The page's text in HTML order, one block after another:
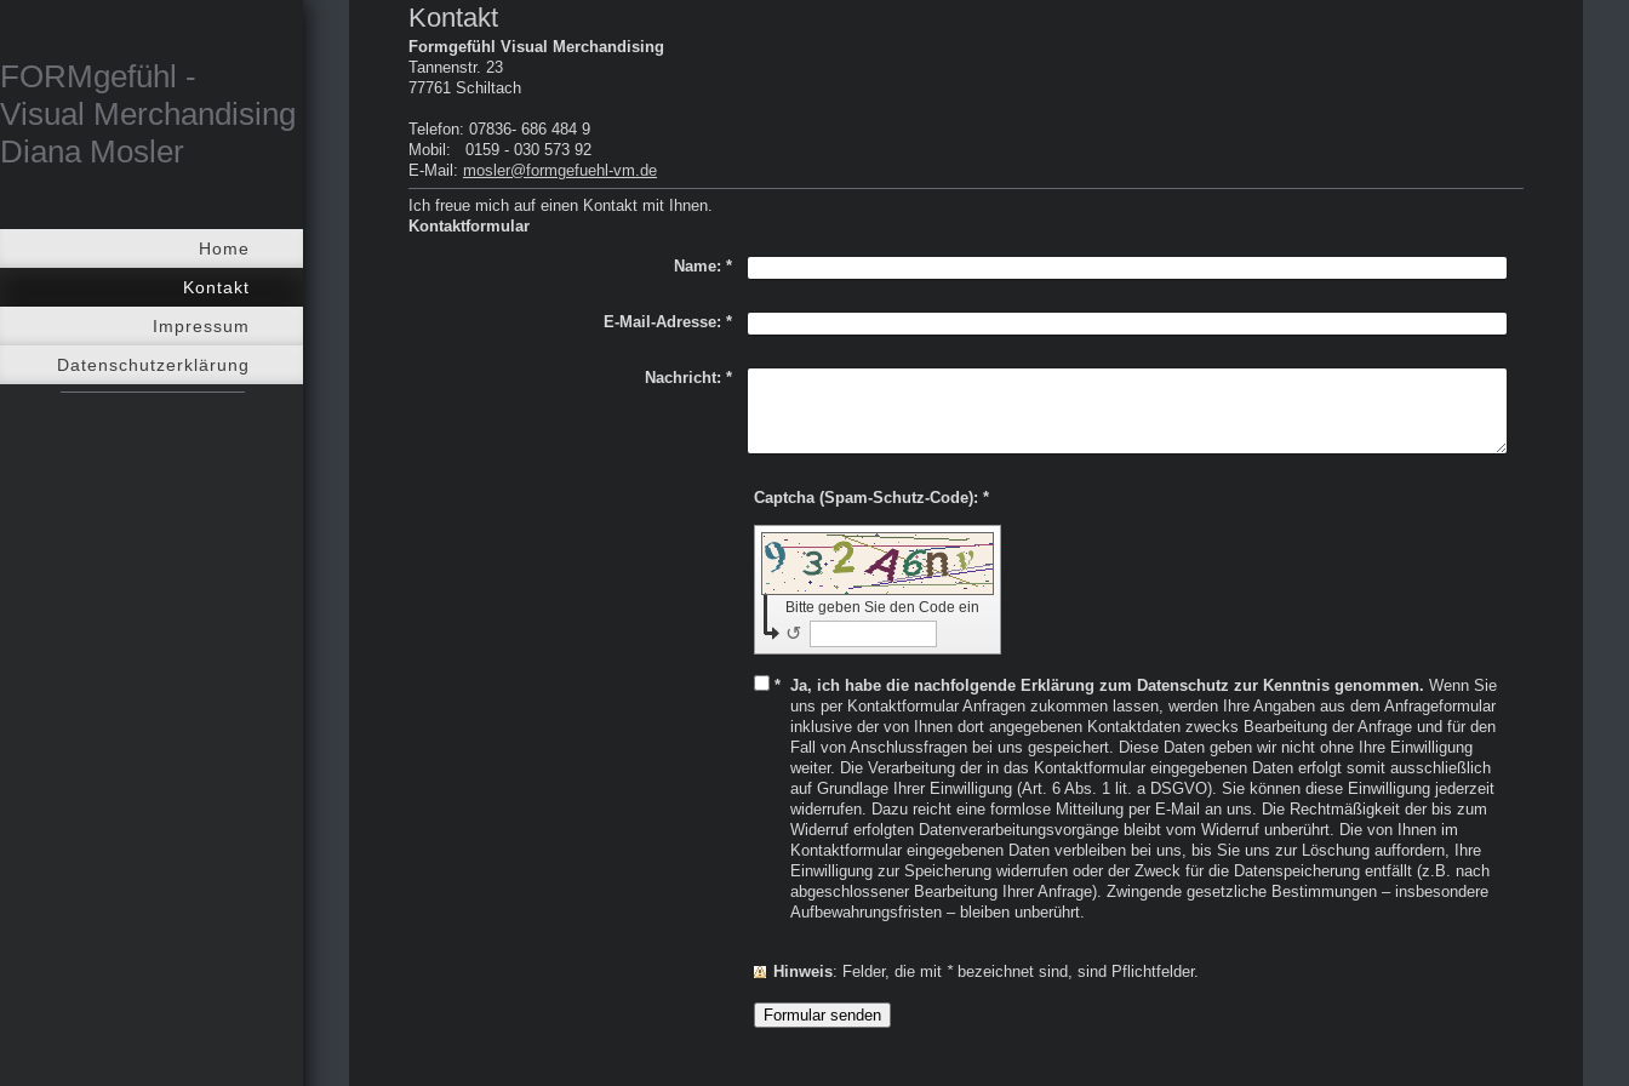
FORMgefühl -
Visual Merchandising
Diana Mosler
Home
Kontakt
Impressum
Datenschutzerklärung
Kontakt
Formgefühl Visual Merchandising
Tannenstr. 23
77761 Schiltach
Telefon: 07836- 686 484 9
Mobil: 0159 - 030 573 92
E-Mail: mosler@formgefuehl-vm.de
Ich freue mich auf einen Kontakt mit Ihnen.
Kontaktformular
Name: *
E-Mail-Adresse: *
Nachricht: *
Captcha (Spam-Schutz-Code): *
Bitte geben Sie den Code ein
↺
* Ja, ich habe die nachfolgende Erklärung zum Datenschutz zur Kenntnis genommen. Wenn Sie
uns per Kontaktformular Anfragen zukommen lassen, werden Ihre Angaben aus dem Anfrageformular
inklusive der von Ihnen dort angegebenen Kontaktdaten zwecks Bearbeitung der Anfrage und für den
Fall von Anschlussfragen bei uns gespeichert. Diese Daten geben wir nicht ohne Ihre Einwilligung
weiter. Die Verarbeitung der in das Kontaktformular eingegebenen Daten erfolgt somit ausschließlich
auf Grundlage Ihrer Einwilligung (Art. 6 Abs. 1 lit. a DSGVO). Sie können diese Einwilligung jederzeit
widerrufen. Dazu reicht eine formlose Mitteilung per E-Mail an uns. Die Rechtmäßigkeit der bis zum
Widerruf erfolgten Datenverarbeitungsvorgänge bleibt vom Widerruf unberührt. Die von Ihnen im
Kontaktformular eingegebenen Daten verbleiben bei uns, bis Sie uns zur Löschung auffordern, Ihre
Einwilligung zur Speicherung widerrufen oder der Zweck für die Datenspeicherung entfällt (z.B. nach
abgeschlossener Bearbeitung Ihrer Anfrage). Zwingende gesetzliche Bestimmungen – insbesondere
Aufbewahrungsfristen – bleiben unberührt.
Hinweis : Felder, die mit *bezeichnet sind, sind Pflichtfelder.